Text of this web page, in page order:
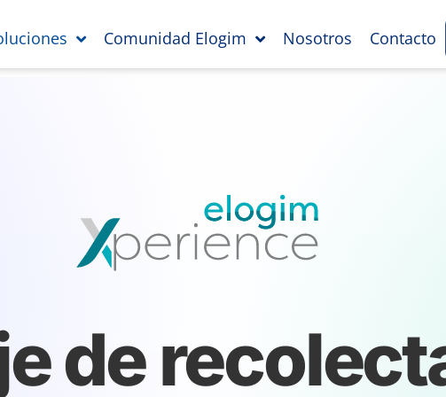
Comunidad Elogim Nosotros Contacto
de